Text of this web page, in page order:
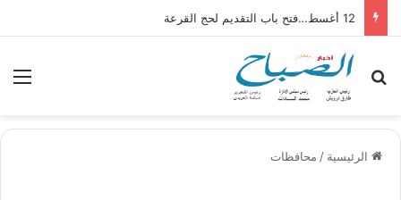
12 أغسط…فتح باب التقديم لحج القرعة
بحث عن
الرئيسية / محافظات